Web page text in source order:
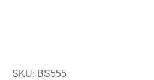
SKU: BS555